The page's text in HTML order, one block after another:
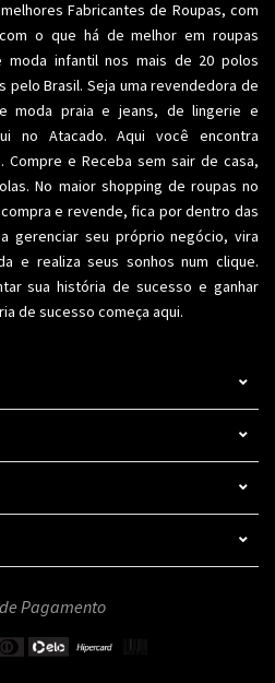
melhoresFabricantes de Roupas, com
o que há de melhor em roupas
moda infantil nos mais de 20 polos
pelo Brasil. Seja uma revendedora de
moda praia e jeans, de lingerie e
no Atacado. Aqui você encontra
e Receba sem sair de casa,
No maior shopping de roupas no
e revende, fica por dentro das
gerenciar seu próprio negócio, vira
e realiza seus sonhos num clique.
sua história de sucesso e ganhar
de sucesso começa aqui.
Pagamento